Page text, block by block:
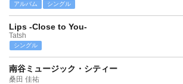
アルバム シングル
Lips -Close to You-
Tatsh
シングル
南谷ミュージック・シティー
桑田 佳祐